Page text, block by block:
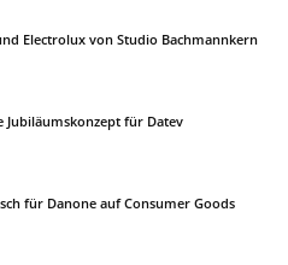
Electrolux von Studio Bachmannkern
Jubiläumskonzept für Datev
für Danone auf Consumer Goods